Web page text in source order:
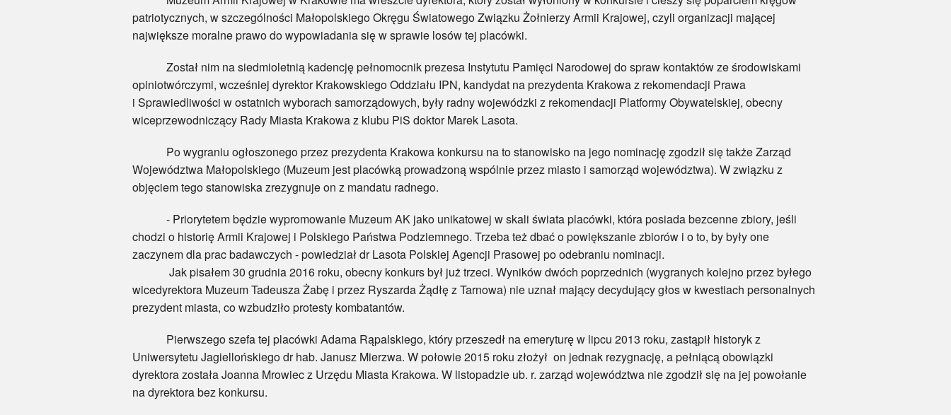
patriotycznych, w szczególności Małopolskiego Okręgu Światowego Związku Żołnierzy Armii Krajowej, czyli organizacji mającej
największe moralne prawo do wypowiadania się w sprawie losów tej placówki.
Został nim na siedmioletnią kadencję pełnomocnik prezesa Instytutu Pamięci Narodowej do spraw kontaktów ze środowiskami
opiniotwórczymi, wcześniej dyrektor Krakowskiego Oddziału IPN, kandydat na prezydenta Krakowa z rekomendacji Prawa
i Sprawiedliwości w ostatnich wyborach samorządowych, były radny wojewódzki z rekomendacji Platformy Obywatelskiej, obecny
wiceprzewodniczący Rady Miasta Krakowa z klubu PiS doktor Marek Lasota.
Po wygraniu ogłoszonego przez prezydenta Krakowa konkursu na to stanowisko na jego nominację zgodził się także Zarząd
Województwa Małopolskiego (Muzeum jest placówką prowadzoną wspólnie przez miasto i samorząd województwa). W związku z
objęciem tego stanowiska zrezygnuje on z mandatu radnego.
- Priorytetem będzie wypromowanie Muzeum AK jako unikatowej w skali świata placówki, która posiada bezcenne zbiory, jeśli
chodzi o historię Armii Krajowej i Polskiego Państwa Podziemnego. Trzeba też dbać o powiększanie zbiorów i o to, by były one
zaczynem dla prac badawczych - powiedział dr Lasota Polskiej Agencji Prasowej po odebraniu nominacji.
Jak pisałem 30 grudnia 2016 roku, obecny konkurs był już trzeci. Wyników dwóch poprzednich (wygranych kolejno przez byłego
wicedyrektora Muzeum Tadeusza Żabę i przez Ryszarda Żądłę z Tarnowa) nie uznał mający decydujący głos w kwestiach personalnych
prezydent miasta, co wzbudziło protesty kombatantów.
Pierwszego szefa tej placówki Adama Rąpalskiego, który przeszedł na emeryturę w lipcu 2013 roku, zastąpił historyk z
Uniwersytetu Jagiellońskiego dr hab. Janusz Mierzwa. W połowie 2015 roku złożył on jednak rezygnację, a pełniącą obowiązki
dyrektora została Joanna Mrowiec z Urzędu Miasta Krakowa. W listopadzie ub. r. zarząd województwa nie zgodził się na jej powołanie
na dyrektora bez konkursu.